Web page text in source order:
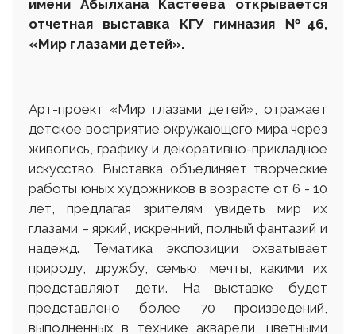
имени Абылхана Кастеева открывается
отчетная
выставка КГУ гимназия №46,
«Мир глазами детей».
Арт-проект «Мир глазами детей», отражает
детское восприятие окружающего мира через
живопись, графику и декоративно-прикладное
искусство. Выставка объединяет творческие
работы юных художников в возрасте от 6 - 10
лет, предлагая зрителям увидеть мир их
глазами – яркий, искренний, полный фантазий и
надежд. Тематика экспозиции охватывает
природу, дружбу, семью, мечты, какими их
представляют дети. На выставке будет
представлено более 70 произведений,
выполненных в технике акварели, цветными